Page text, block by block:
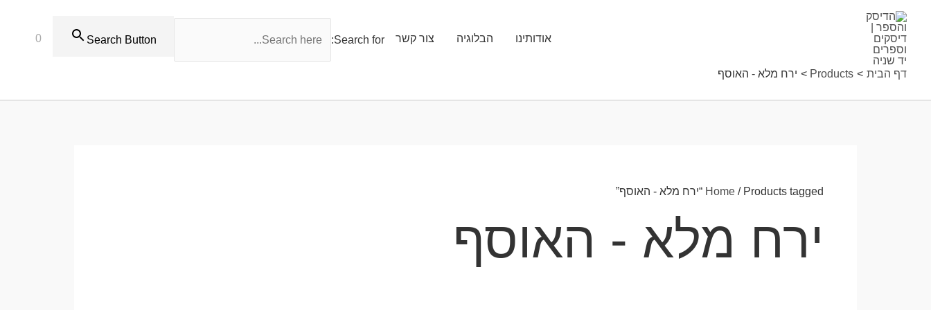
אודותינו הבלוגיה צור קשר Search for:
Search Button
0
דף הבית Products ירח מלא - האוסף
Home / Products tagged “ירח מלא - האוסף”
ירח מלא - האוסף